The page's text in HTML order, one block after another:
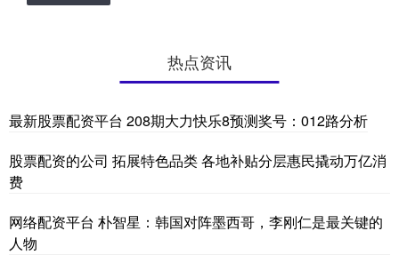
热点资讯
最新股票配资平台 208期大力快乐8预测奖号：012路分析
股票配资的公司 拓展特色品类 各地补贴分层惠民撬动万亿消
费
网络配资平台 朴智星：韩国对阵墨西哥，李刚仁是最关键的
人物